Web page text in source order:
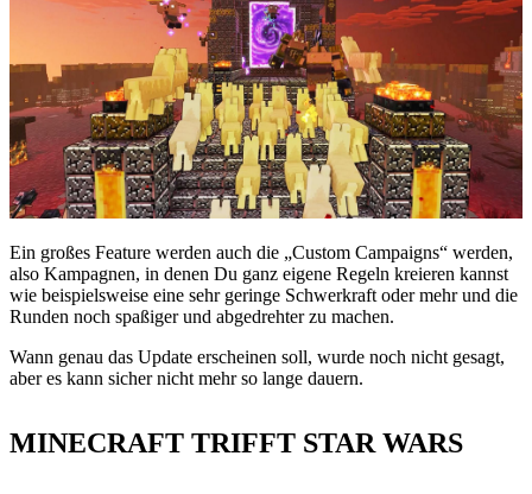
Ein großes Feature werden auch die „Custom Campaigns“ werden,
also Kampagnen, in denen Du ganz eigene Regeln kreieren kannst
wie beispielsweise eine sehr geringe Schwerkraft oder mehr und die
Runden noch spaßiger und abgedrehter zu machen.
Wann genau das Update erscheinen soll, wurde noch nicht gesagt,
aber es kann sicher nicht mehr so lange dauern.
MINECRAFT TRIFFT STAR WARS